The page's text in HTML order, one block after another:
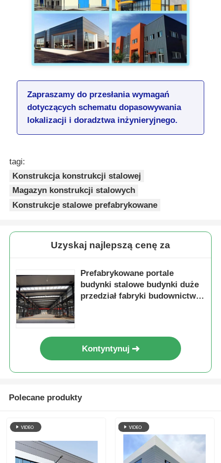
Zapraszamy do przesłania wymagań
dotyczących schematu dopasowywania
lokalizacji i doradztwa inżynieryjnego.
tagi:
Konstrukcja konstrukcji stalowej
Magazyn konstrukcji stalowych
Konstrukcje stalowe prefabrykowane
Uzyskaj najlepszą cenę za
Prefabrykowane portale
budynki stalowe budynki duże
przedział fabryki budownictwo
Kontyntynuj
Polecane produkty